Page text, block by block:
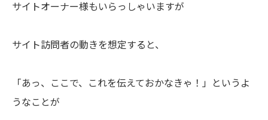
サイトオーナー様もいらっしゃいますが
サイト訪問者の動きを想定すると、
「あっ、ここで、これを伝えておかなきゃ！」というよ
うなことが